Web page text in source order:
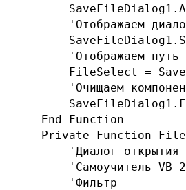
'Отображаем
'Отображаем путь
FileSelect =
'Очищаем
    End Function
Private Function
'Диалог открытия
'Самоучитель VB
        'Фильтр